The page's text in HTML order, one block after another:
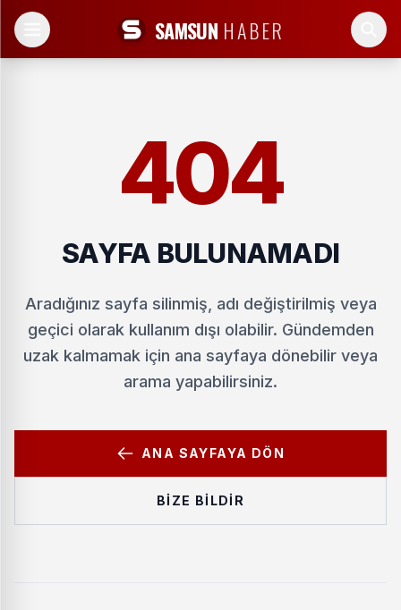
SAMSUN HABER
404
SAYFA BULUNAMADI
Aradığınız sayfa silinmiş, adı değiştirilmiş veya
geçici olarak kullanım dışı olabilir. Gündemden
uzak kalmamak için ana sayfaya dönebilir veya
arama yapabilirsiniz.
ANA SAYFAYA DÖN
BIZE BILDIR